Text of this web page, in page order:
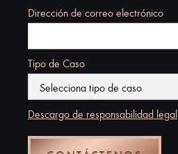
Dirección de correo electrónico
Tipo de Caso
Descargo de responsabilidad legal